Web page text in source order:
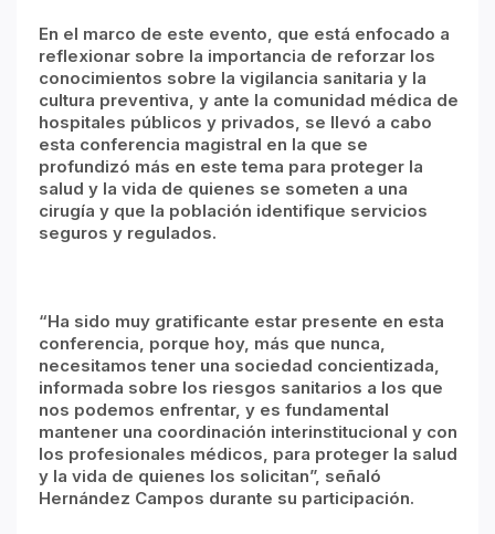
En el marco de este evento, que está enfocado a
reflexionar sobre la importancia de reforzar los
conocimientos sobre la vigilancia sanitaria y la
cultura preventiva, y ante la comunidad médica de
hospitales públicos y privados, se llevó a cabo
esta conferencia magistral en la que se
profundizó más en este tema para proteger la
salud y la vida de quienes se someten a una
cirugía y que la población identifique servicios
seguros y regulados.
“Ha sido muy gratificante estar presente en esta
conferencia, porque hoy, más que nunca,
necesitamos tener una sociedad concientizada,
informada sobre los riesgos sanitarios a los que
nos podemos enfrentar, y es fundamental
mantener una coordinación interinstitucional y con
los profesionales médicos, para proteger la salud
y la vida de quienes los solicitan”, señaló
Hernández Campos durante su participación.